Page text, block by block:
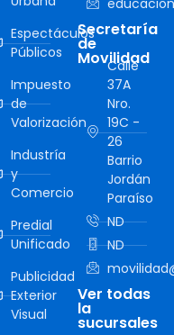
Espectáculos
Públicos
Impuesto
de
Valorización
Industría
y
Comercio
Predial
Unificado
Publicidad
Exterior
Visual
Secretaría
de
Movilidad
Calle
37A
Nro.
19C -
26
Barrio
Jordán
Paraíso
ND
ND
Ver todas
la
sucursales